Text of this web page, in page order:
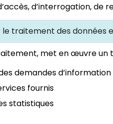
d’interrogation,
le traitement des données
met en œuvre
demandes
fournis
statistiques